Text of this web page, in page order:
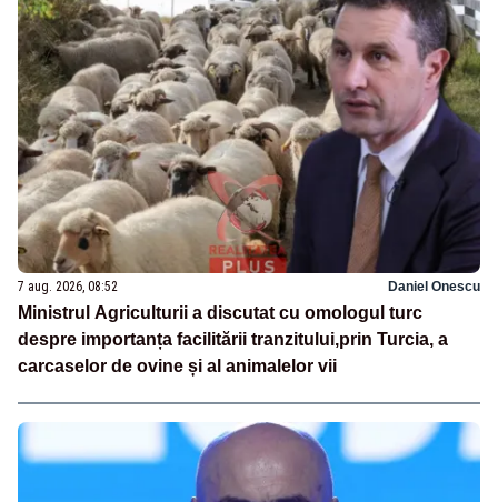
7 aug. 2026, 08:52 Daniel Onescu
Ministrul Agriculturii a discutat cu omologul turc
despre importanța facilitării tranzitului,prin Turcia, a
carcaselor de ovine și al animalelor vii